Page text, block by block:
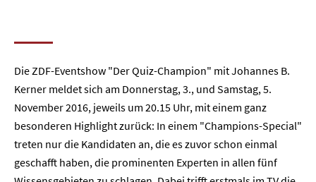
Die ZDF-Eventshow "Der Quiz-Champion" mit Johannes B.
Kerner meldet sich am Donnerstag, 3., und Samstag, 5.
November 2016, jeweils um 20.15 Uhr, mit einem ganz
besonderen Highlight zurück: In einem "Champions-Special"
treten nur die Kandidaten an, die es zuvor schon einmal
geschafft haben, die prominenten Experten in allen fünf